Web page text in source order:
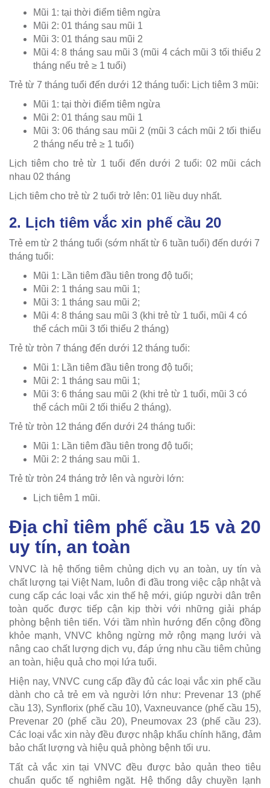
Mũi 1: tại thời điểm tiêm ngừa
Mũi 2: 01 tháng sau mũi 1
Mũi 3: 01 tháng sau mũi 2
Mũi 4: 8 tháng sau mũi 3 (mũi 4 cách mũi 3 tối thiểu 2
tháng nếu trẻ ≥ 1 tuổi)
Trẻ từ 7 tháng tuổi đến dưới 12 tháng tuổi: Lịch tiêm 3 mũi:
Mũi 1: tại thời điểm tiêm ngừa
Mũi 2: 01 tháng sau mũi 1
Mũi 3: 06 tháng sau mũi 2 (mũi 3 cách mũi 2 tối thiểu
2 tháng nếu trẻ ≥ 1 tuổi)
Lịch tiêm cho trẻ từ 1 tuổi đến dưới 2 tuổi: 02 mũi cách
nhau 02 tháng
Lịch tiêm cho trẻ từ 2 tuổi trở lên: 01 liều duy nhất.
2. Lịch tiêm vắc xin phế cầu 20
Trẻ em từ 2 tháng tuổi (sớm nhất từ 6 tuần tuổi) đến dưới 7
tháng tuổi:
Mũi 1: Lần tiêm đầu tiên trong độ tuổi;
Mũi 2: 1 tháng sau mũi 1;
Mũi 3: 1 tháng sau mũi 2;
Mũi 4: 8 tháng sau mũi 3 (khi trẻ từ 1 tuổi, mũi 4 có
thể cách mũi 3 tối thiểu 2 tháng)
Trẻ từ tròn 7 tháng đến dưới 12 tháng tuổi:
Mũi 1: Lần tiêm đầu tiên trong độ tuổi;
Mũi 2: 1 tháng sau mũi 1;
Mũi 3: 6 tháng sau mũi 2 (khi trẻ từ 1 tuổi, mũi 3 có
thể cách mũi 2 tối thiểu 2 tháng).
Trẻ từ tròn 12 tháng đến dưới 24 tháng tuổi:
Mũi 1: Lần tiêm đầu tiên trong độ tuổi;
Mũi 2: 2 tháng sau mũi 1.
Trẻ từ tròn 24 tháng trở lên và người lớn:
Lịch tiêm 1 mũi.
Địa chỉ tiêm phế cầu 15 và 20
uy tín, an toàn
VNVC là hệ thống tiêm chủng dịch vụ an toàn, uy tín và
chất lượng tại Việt Nam, luôn đi đầu trong việc cập nhật và
cung cấp các loại vắc xin thế hệ mới, giúp người dân trên
toàn quốc được tiếp cận kịp thời với những giải pháp
phòng bệnh tiên tiến. Với tầm nhìn hướng đến cộng đồng
khỏe mạnh, VNVC không ngừng mở rộng mạng lưới và
nâng cao chất lượng dịch vụ, đáp ứng nhu cầu tiêm chủng
an toàn, hiệu quả cho mọi lứa tuổi.
Hiện nay, VNVC cung cấp đầy đủ các loại vắc xin phế cầu
dành cho cả trẻ em và người lớn như: Prevenar 13 (phế
cầu 13), Synflorix (phế cầu 10), Vaxneuvance (phế cầu 15),
Prevenar 20 (phế cầu 20), Pneumovax 23 (phế cầu 23).
Các loại vắc xin này đều được nhập khẩu chính hãng, đảm
bảo chất lượng và hiệu quả phòng bệnh tối ưu.
Tất cả vắc xin tại VNVC đều được bảo quản theo tiêu
chuẩn quốc tế nghiêm ngặt. Hệ thống dây chuyền lạnh